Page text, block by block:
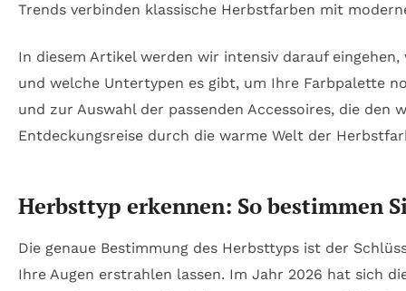
Trends verbinden klassische Herbstfarben mit
In diesem Artikel werden wir intensiv darauf
und welche Untertypen es gibt, um Ihre Farbpalette
und zur Auswahl der passenden Accessoires, die
Entdeckungsreise durch die warme Welt der
Herbsttyp erkennen: So bestimmen
Die genaue Bestimmung des Herbsttyps ist der
Ihre Augen erstrahlen lassen. Im Jahr 2026 hat sich